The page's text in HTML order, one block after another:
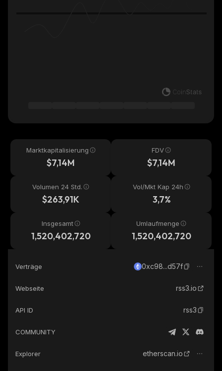
Marktkapitalisierung
$7,14M
FDV
$7,14M
Volumen 24 Std.
$263,91K
Vol/Mkt Kap 24h
3,7%
Insgesamt
1,520,402,720
Umlaufmenge
1,520,402,720
Verträge 0xc98...d57f
Webseite rss3.io
API ID rss3
COMMUNITY
Explorer etherscan.io